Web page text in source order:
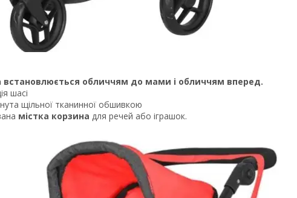
встановлюється обличчям до мами і обличчям вперед.
шасі
щільної тканинної обшивкою
містка корзина для речей або іграшок.